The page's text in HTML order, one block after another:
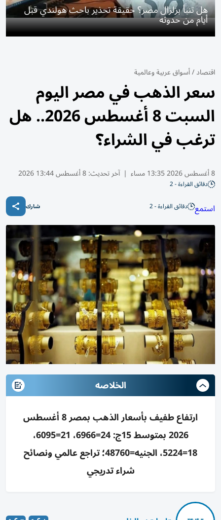
هل تنبأ بزلزال مصر؟ حقيقة تحذير باحث هولندي قبل
أيام من حدوثه
اقتصاد/أسواق عربية وعالمية
سعر الذهب في مصر اليوم
السبت 8 أغسطس 2026.. هل
ترغب في الشراء؟
8 أغسطس 2026 13:35 مساء | آخر تحديث:8 أغسطس 13:44 2026
دقائق القراءة - 2
استمع دقائق القراءة - 2 شارك
الخلاصه
ارتفاع طفيف بأسعار الذهب بمصر 8 أغسطس
2026 بمتوسط 15ج: 24=6966، 21=6095،
18=5224، الجنيه=48760؛ تراجع عالمي ونصائح
شراء تدريجي